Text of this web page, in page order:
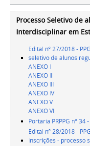
Processo Seletivo de
Interdisciplinar em
Edital nº 27/2018 -
seletivo de alunos
ANEXO I
ANEXO II
ANEXO III
ANEXO IV
ANEXO V
ANEXO VI
Portaria PRPPG nº 34
Edital nº 28/2018 -
inscrições - processo